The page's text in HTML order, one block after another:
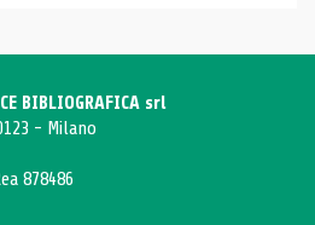
BIBLIOGRAFICA srl
- Milano
878486